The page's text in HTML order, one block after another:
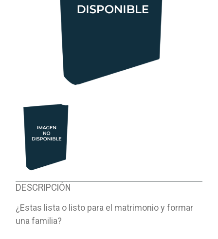
DESCRIPCIÓN
¿Estas lista o listo para el matrimonio y formar
una familia?